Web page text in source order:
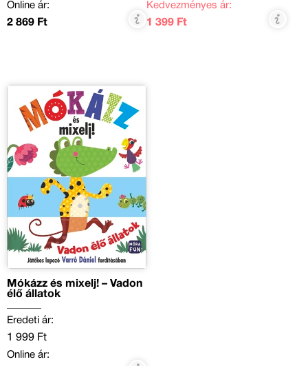
Online ár:
2 869 Ft
Kedvezményes ár:
1 399 Ft
Mókázz és mixelj! – Vadon
élő állatok
Eredeti ár:
1 999 Ft
Online ár: